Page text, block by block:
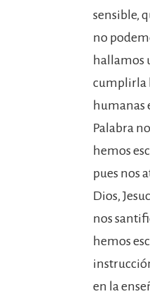
sensible,
no
hallamos
cumplirla
humanas
Palabra
hemos
pues nos
Dios,
nos
hemos
en la